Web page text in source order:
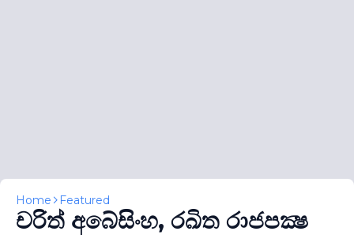
Home Featured
චරිත් අබේසිංහ, රඛිත රාජපක්‍ෂ